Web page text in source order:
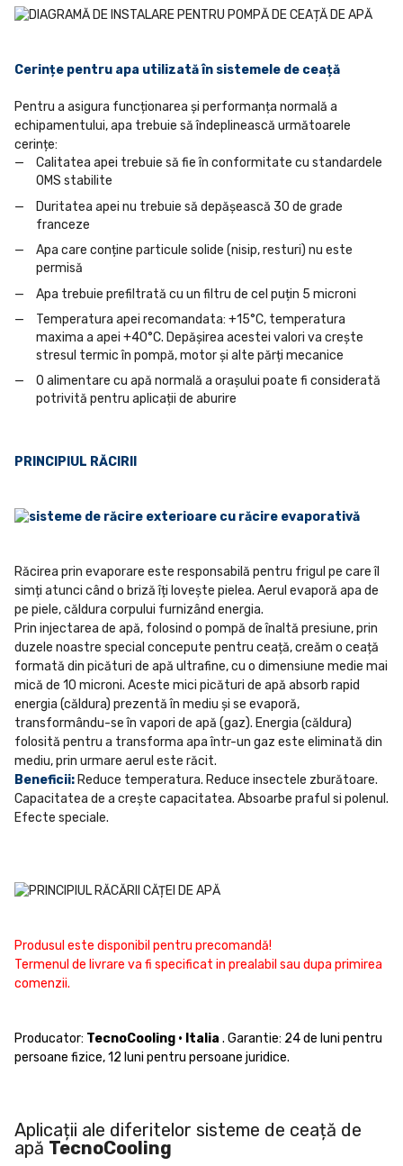
Cerințe pentru apa utilizată în sistemele de ceață
Pentru a asigura funcționarea și performanța normală a
echipamentului, apa trebuie să îndeplinească următoarele
cerințe:
Calitatea apei trebuie să fie în conformitate cu standardele
OMS stabilite
Duritatea apei nu trebuie să depășească 30 de grade
franceze
Apa care conține particule solide (nisip, resturi) nu este
permisă
Apa trebuie prefiltrată cu un filtru de cel puțin 5 microni
Temperatura apei recomandata: +15°C, temperatura
maxima a apei +40°C. Depășirea acestei valori va crește
stresul termic în pompă, motor și alte părți mecanice
O alimentare cu apă normală a orașului poate fi considerată
potrivită pentru aplicații de aburire
PRINCIPIUL RĂCIRII
Răcirea prin evaporare este responsabilă pentru frigul pe care îl
simți atunci când o briză îți lovește pielea. Aerul evaporă apa de
pe piele, căldura corpului furnizând energia.
Prin injectarea de apă, folosind o pompă de înaltă presiune, prin
duzele noastre special concepute pentru ceață, creăm o ceață
formată din picături de apă ultrafine, cu o dimensiune medie mai
mică de 10 microni. Aceste mici picături de apă absorb rapid
energia (căldura) prezentă în mediu și se evaporă,
transformându-se în vapori de apă (gaz). Energia (căldura)
folosită pentru a transforma apa într-un gaz este eliminată din
mediu, prin urmare aerul este răcit.
Beneficii: Reduce temperatura. Reduce insectele zburătoare.
Capacitatea de a crește capacitatea. Absoarbe praful si polenul.
Efecte speciale.
Produsul este disponibil pentru precomandă!
Termenul de livrare va fi specificat in prealabil sau dupa primirea
comenzii.
Producator: TecnoCooling • Italia . Garantie: 24 de luni pentru
persoane fizice, 12 luni pentru persoane juridice.
Aplicații ale diferitelor sisteme de ceață de
apă TecnoCooling